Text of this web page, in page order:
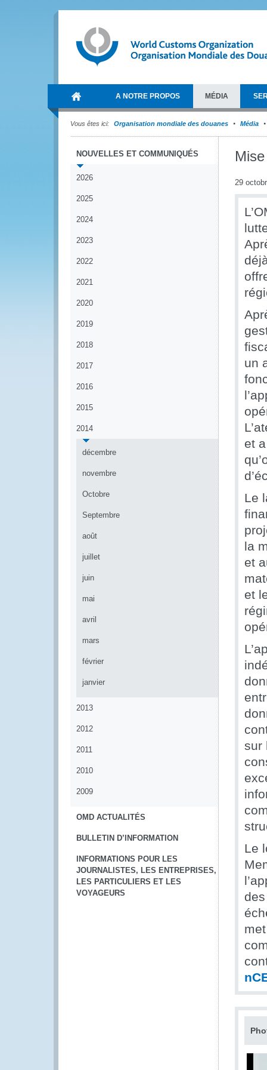
A NOTRE PROPOS MÉDIA
Vous êtes ici: Organisation mondiale des douanes Média
NOUVELLES ET COMMUNIQUÉS
2026
2025
2024
2023
2022
2021
2020
2019
2018
2017
2016
2015
2014
décembre
novembre
Octobre
Septembre
août
juillet
juin
mai
avril
mars
février
janvier
2013
2012
2011
2010
2009
OMD ACTUALITÉS
BULLETIN D’INFORMATION
INFORMATIONS POUR LES
JOURNALISTES, LES ENTREPRISES,
LES PARTICULIERS ET LES
VOYAGEURS
29
un
et
Le
la
et
et
sur
Le